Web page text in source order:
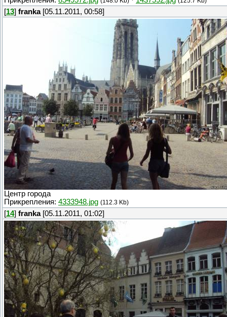
[13] franka[05.11.2011, 00:58]
Центр города
Прикрепления: 4333948.jpg (112.3 Kb)
[14] franka[05.11.2011, 01:02]